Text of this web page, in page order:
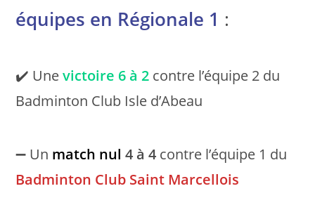
équipes en Régionale 1 :
✔️ Unevictoire 6 à 2 contre l’équipe 2 du
Badminton Club Isle d’Abeau
➖ Un match nul 4 à 4 contre l’équipe 1 du
Badminton Club Saint Marcellois